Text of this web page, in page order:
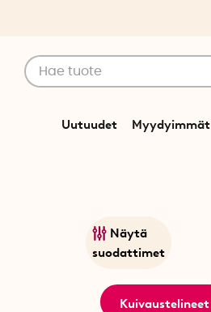
Uutuudet Myydyimmät
Näytä
suodattimet
Kuivaustelineet